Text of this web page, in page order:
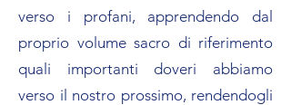
verso i profani, apprendendo dal
proprio volume sacro di riferimento
quali importanti doveri abbiamo
verso il nostro prossimo, rendendogli